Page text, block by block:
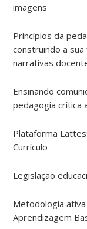
imagens
Princípios da
construindo a
narrativas
Ensinando
pedagogia crítica
Plataforma
Currículo
Legislação
Metodologia
Aprendizagem